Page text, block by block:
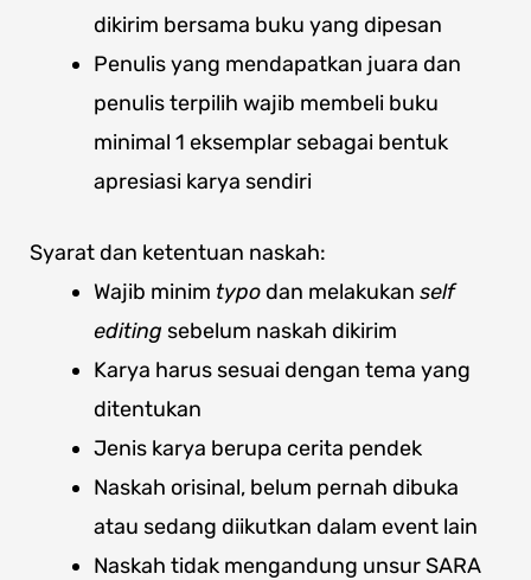
dikirim bersama buku yang dipesan
Penulis yang mendapatkan juara dan
penulis terpilih wajib membeli buku
minimal 1 eksemplar sebagai bentuk
apresiasi karya sendiri
Syarat dan ketentuan naskah:
Wajib minim typodan melakukan self
editing sebelum naskah dikirim
Karya harus sesuai dengan tema yang
ditentukan
Jenis karya berupa cerita pendek
Naskah orisinal, belum pernah dibuka
atau sedang diikutkan dalam event lain
Naskah tidak mengandung unsur SARA